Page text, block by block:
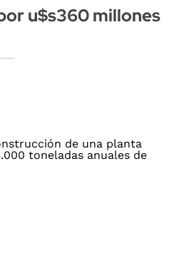
u$s360 millones